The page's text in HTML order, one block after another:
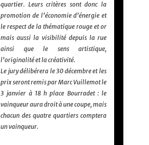
quartier. Leurs critères sont donc la
promotion de l’économie d’énergie et
le respect de la thématique rouge et or
mais aussi la visibilité depuis la rue
ainsi que le sens artistique,
l’originalité et la créativité.
Le jury délibérera le 30 décembre et les
prix seront remis par Marc Vuillemot le
3 janvier à 18 h place Bourradet : le
vainqueur aura droit à une coupe, mais
chacun des quatre quartiers comptera
un vainqueur.